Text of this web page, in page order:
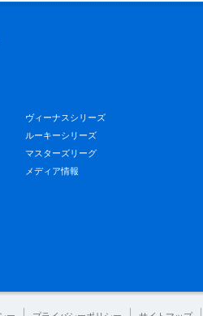
ヴィーナスシリーズ
ルーキーシリーズ
マスターズリーグ
メディア情報